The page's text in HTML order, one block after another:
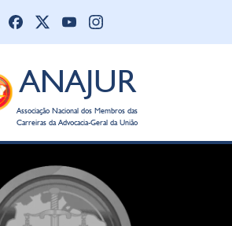
ANAJUR
Associação Nacional dos Membros das
Carreiras da Advocacia-Geral da União